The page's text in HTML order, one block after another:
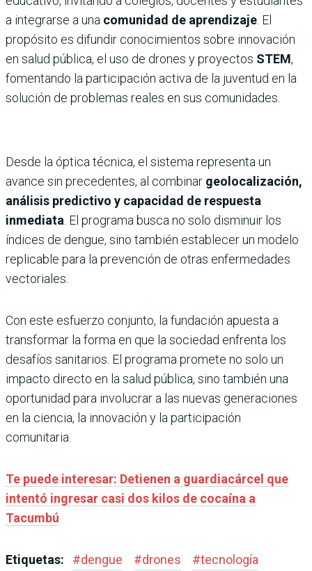
a integrarse a una comunidad de aprendizaje . El
propósito es difundir conocimientos sobre innovación
en salud pública, el uso de drones y proyectos STEM,
fomentando la participación activa de la juventud en la
solución de problemas reales en sus comunidades.
Desde la óptica técnica, el sistema representa un
avance sin precedentes, al combinar geolocalización,
análisis predictivo y capacidad de respuesta
inmediata . El programa busca no solo disminuir los
índices de dengue, sino también establecer un modelo
replicable para la prevención de otras enfermedades
vectoriales.
Con este esfuerzo conjunto, la fundación apuesta a
transformar la forma en que la sociedad enfrenta los
desafíos sanitarios. El programa promete no solo un
impacto directo en la salud pública, sino también una
oportunidad para involucrar a las nuevas generaciones
en la ciencia, la innovación y la participación
comunitaria.
Te puede interesar: Detienen a guardiacárcel que
intentó ingresar casi dos kilos de cocaína a
Tacumbú
Etiquetas: #dengue #drones #tecnología